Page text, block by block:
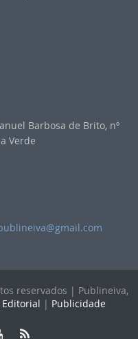
Barbosa de Brito, nº
Verde
reservados | Publineiva,
| Publicidade